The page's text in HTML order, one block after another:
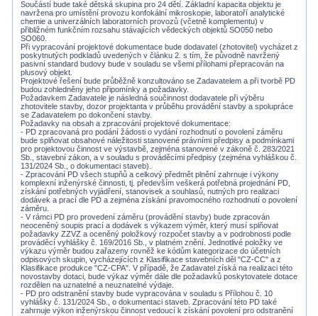
Součástí bude také dětská skupina pro 24 dětí. Základní kapacita objektu je
navržena pro umístění provozu konfokální mikroskopie, laboratoří analytické
chemie a univerzálních laboratorních provozů (včetně komplementu) v
přibližném funkčním rozsahu stávajících vědeckých objektů SO050 nebo
SO060.
Při vypracování projektové dokumentace bude dodavatel (zhotovitel) vycházet z
poskytnutých podkladů uvedených v článku 2. s tím, že původně navržený
pasivní standard budovy bude v souladu se všemi přílohami přepracován na
plusový objekt.
Projektové řešení bude průběžně konzultováno se Zadavatelem a při tvorbě PD
budou zohledněny jeho připomínky a požadavky.
Požadavkem Zadavatele je následná součinnost dodavatele při výběru
zhotovitele stavby, dozor projektanta v průběhu provádění stavby a spolupráce
se Zadavatelem po dokončení stavby.
Požadavky na obsah a zpracování projektové dokumentace:
- PD zpracovaná pro podání žádosti o vydání rozhodnutí o povolení záměru
bude splňovat obsahové náležitosti stanovené právními předpisy a podmínkami
pro projektovou činnost ve výstavbě, zejména stanovené v zákoně č. 283/2021
Sb., stavební zákon, a v souladu s prováděcími předpisy (zejména vyhláškou č.
131/2024 Sb., o dokumentaci staveb).
- Zpracování PD všech stupňů a celkový předmět plnění zahrnuje i výkony
komplexní inženýrské činnosti, tj. především veškerá potřebná projednání PD,
získání potřebných vyjádření, stanovisek a souhlasů, nutných pro realizaci
dodávek a prací dle PD a zejména získání pravomocného rozhodnutí o povolení
záměru.
- V rámci PD pro provedení záměru (provádění stavby) bude zpracován
neoceněný soupis prací a dodávek s výkazem výměr, který musí splňovat
požadavky ZZVZ a oceněný položkový rozpočet stavby a v podrobnosti podle
prováděcí vyhlášky č. 169/2016 Sb., v platném znění. Jednotlivé položky ve
výkazu výměr budou zařazeny rovněž ke kódům kategorizace do účetních
odpisových skupin, vycházejících z Klasifikace stavebních děl "CZ-CC" a z
Klasifikace produkce "CZ-CPA". V případě, že Zadavatel získá na realizaci této
novostavby dotaci, bude výkaz výměr dále dle požadavků poskytovatele dotace
rozdělen na uznatelné a neuznatelné výdaje.
- PD pro odstranění stavby bude vypracována v souladu s Přílohou č. 10
vyhlášky č. 131/2024 Sb., o dokumentaci staveb. Zpracování této PD také
zahrnuje výkon inženýrskou činnost vedoucí k získání povolení pro odstranění